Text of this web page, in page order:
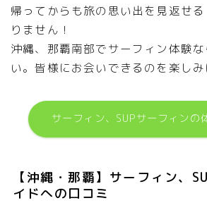
帰ってからも旅の思い出を見返せ
りません！
沖縄、那覇南部でサーフィン体験
い。皆様にお会いできるのを楽しみ
サーフィン、SUPサーフィンの
【沖縄・那覇】サーフィン、
イドへの口コミ